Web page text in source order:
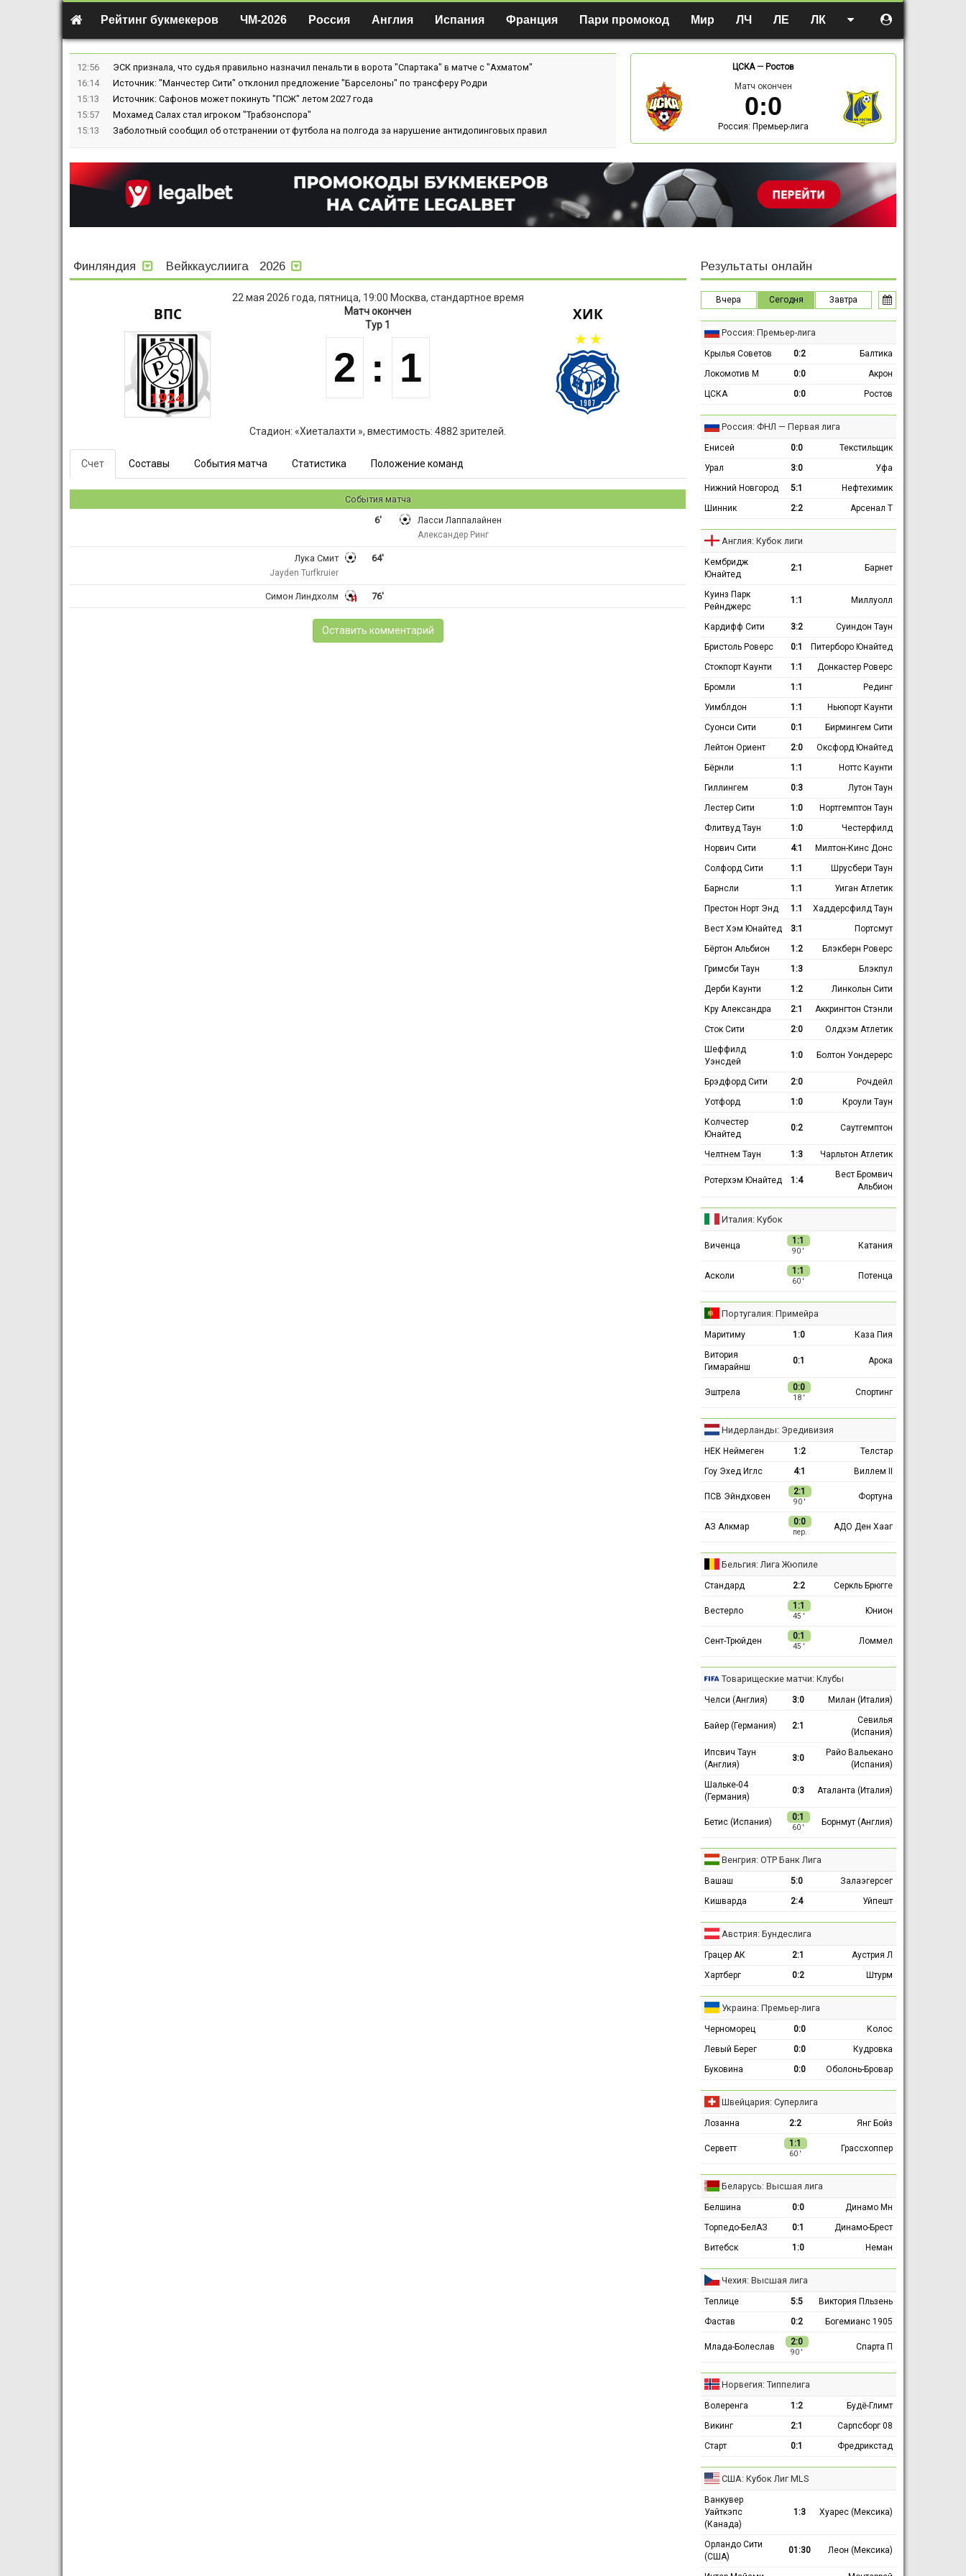
Рейтинг букмекеров ЧМ-2026 Россия Англия Испания Франция Пари промокод Мир ЛЧ ЛЕ ЛК
12:56
ЭСК признала, что судья правильно назначил пенальти в ворота "Спартака" в матче с "Ахматом"
16:14
Источник: "Манчестер Сити" отклонил предложение "Барселоны" по трансферу Родри
15:13
Источник: Сафонов может покинуть "ПСЖ" летом 2027 года
15:57
Мохамед Салах стал игроком "Трабзонспора"
15:13
Заболотный сообщил об отстранении от футбола на полгода за нарушение антидопинговых правил
ЦСКА— Ростов
Матч окончен
0:0
Россия: Премьер-лига
Финляндия Вейккауслиига 2026
22 мая 2026 года, пятница, 19:00 Москва, стандартное время
ВПС
Матч окончен
Тур 1
2 : 1
ХИК
Стадион: «Хиеталахти », вместимость: 4882 зрителей.
Счет Составы События матча Статистика Положение команд
События матча
6'
Ласси Лаппалайнен
Александер Ринг
64'
Лука Смит
Jayden Turfkruier
76'
Симон Линдхолм
Оставить комментарий
Результаты онлайн
Вчера Сегодня Завтра
Россия: Премьер-лига
Крылья Советов 0:2
Балтика
Локомотив М
0:0
Акрон
ЦСКА
0:0 Ростов
Россия: ФНЛ — Первая лига
Енисей 0:0
Текстильщик
Урал
3:0
Уфа
Нижний Новгород
5:1
Нефтехимик
Шинник
2:2 Арсенал Т
Англия: Кубок лиги
Кембридж
Юнайтед
2:1 Барнет
Куинз Парк
Рейнджерс
1:1 Миллуолл
Кардифф Сити 3:2
Суиндон Таун
Бристоль Роверс
0:1
Питерборо Юнайтед
Стокпорт Каунти
1:1
Донкастер Роверс
Бромли
1:1
Рединг
Уимблдон
1:1
Ньюпорт Каунти
Суонси Сити
0:1
Бирмингем Сити
Лейтон Ориент
2:0
Оксфорд Юнайтед
Бёрнли
1:1
Ноттс Каунти
Гиллингем
0:3
Лутон Таун
Лестер Сити
1:0
Нортгемптон Таун
Флитвуд Таун
1:0
Честерфилд
Норвич Сити
4:1
Милтон-Кинс Донс
Солфорд Сити
1:1
Шрусбери Таун
Барнсли
1:1
Уиган Атлетик
Престон Норт Энд
1:1
Хаддерсфилд Таун
Вест Хэм Юнайтед
3:1
Портсмут
Бёртон Альбион
1:2
Блэкберн Роверс
Гримсби Таун
1:3
Блэкпул
Дерби Каунти
1:2
Линкольн Сити
Кру Александра
2:1
Аккрингтон Стэнли
Сток Сити
2:0
Олдхэм Атлетик
Шеффилд
Уэнсдей
1:0 Болтон Уондерерс
Брэдфорд Сити 2:0
Рочдейл
Уотфорд
1:0
Кроули Таун
Колчестер
Юнайтед
0:2 Саутгемптон
Челтнем Таун 1:3 Чарльтон Атлетик
Ротерхэм Юнайтед 1:4
Вест Бромвич
Альбион
Италия: Кубок
Виченца 1:1
90 ′
Катания
Асколи 1:1
60 ′
Потенца
Португалия: Примейра
Маритиму 1:0
Каза Пия
Витория
Гимарайнш
0:1 Арока
Эштрела 0:0
18 ′
Спортинг
Нидерланды: Эредивизия
НЕК Неймеген 1:2
Телстар
Гоу Эхед Иглс
4:1 Виллем II
ПСВ Эйндховен 2:1
90 ′
Фортуна
АЗ Алкмар 0:0
пер.
АДО Ден Хааг
Бельгия: Лига Жюпиле
Стандард 2:2 Серкль Брюгге
Вестерло 1:1
45 ′
Юнион
Сент-Трюйден 0:1
45 ′
Ломмел
Товарищеские матчи: Клубы
Челси (Англия) 3:0 Милан (Италия)
Байер (Германия) 2:1
Севилья
(Испания)
Ипсвич Таун
(Англия)
3:0
Райо Вальекано
(Испания)
Шальке-04
(Германия)
0:3 Аталанта (Италия)
Бетис (Испания) 0:1
60 ′
Борнмут (Англия)
Венгрия: ОТР Банк Лига
Вашаш 5:0
Залаэгерсег
Кишварда
2:4 Уйпешт
Австрия: Бундеслига
Грацер АК 2:1
Аустрия Л
Хартберг
0:2 Штурм
Украина: Премьер-лига
Черноморец 0:0
Колос
Левый Берег
0:0
Кудровка
Буковина
0:0 Оболонь-Бровар
Швейцария: Суперлига
Лозанна 2:2 Янг Бойз
Серветт 1:1
60 ′
Грассхоппер
Беларусь: Высшая лига
Белшина 0:0
Динамо Мн
Торпедо-БелАЗ
0:1
Динамо-Брест
Витебск
1:0 Неман
Чехия: Высшая лига
Теплице 5:5
Виктория Пльзень
Фастав
0:2 Богемианс 1905
Млада-Болеслав 2:0
90 ′
Спарта П
Норвегия: Типпелига
Волеренга 1:2
Будё-Глимт
Викинг
2:1
Сарпсборг 08
Старт
0:1 Фредрикстад
США: Кубок Лиг MLS
Ванкувер
Уайткэпс
(Канада)
1:3 Хуарес (Мексика)
Орландо Сити
(США)
01:30 Леон (Мексика)